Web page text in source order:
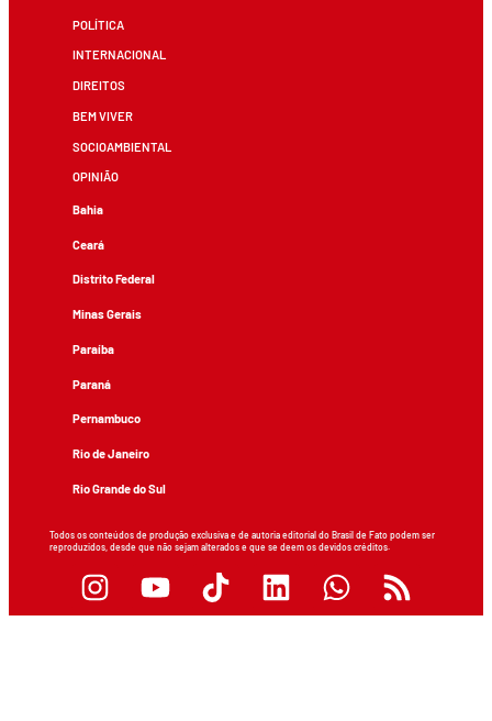
POLÍTICA
INTERNACIONAL
DIREITOS
BEM VIVER
SOCIOAMBIENTAL
OPINIÃO
Bahia
Ceará
Distrito Federal
Minas Gerais
Paraíba
Paraná
Pernambuco
Rio de Janeiro
Rio Grande do Sul
Todos os conteúdos de produção exclusiva e de autoria editorial do Brasil de Fato podem ser
reproduzidos, desde que não sejam alterados e que se deem os devidos créditos.